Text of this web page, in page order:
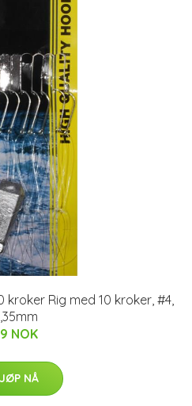
kroker Rig med 10 kroker, #4,
NOK
NÅ